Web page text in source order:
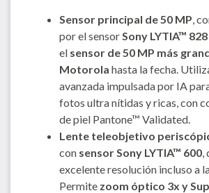
Sensor principal de 50 MP,
por el sensorSony LYTIA™
el sensor de 50 MP más
Motorola hasta la fecha.
avanzada impulsada por IA
fotos ultra nítidas y ricas, con
de piel Pantone™ Validated.
Lente teleobjetivo
con sensor Sony LYTIA™ 600,
excelente resolución incluso a
Permite zoom óptico 3x y